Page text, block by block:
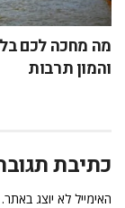
והמון תרבות
כתיבת
האימייל לא יוצג באתר.